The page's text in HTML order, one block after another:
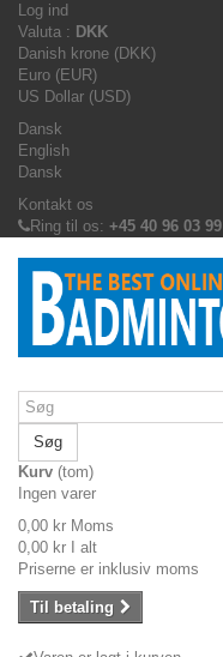
Log ind
Valuta : DKK
Danish krone (DKK)
Euro (EUR)
US Dollar (USD)
Dansk
English
Dansk
Kontakt os
Ring til os: +45 40 96 03 99
Søg
Kurv (tom)
Ingen varer
0,00 kr Moms
0,00 kr I alt
Priserne er inklusiv moms
Til betaling